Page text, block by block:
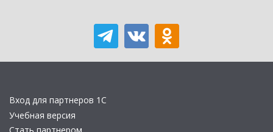
Вход для партнеров 1С
Учебная версия